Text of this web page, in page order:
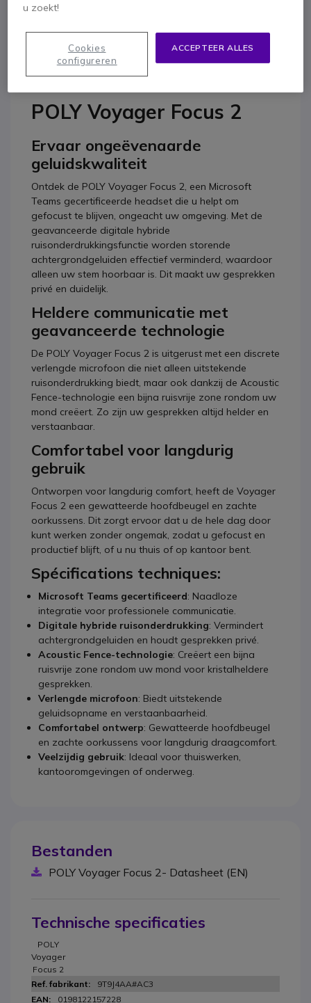
Productbeschrijving
POLY Voyager Focus 2
Ervaar ongeëvenaarde
geluidskwaliteit
Ontdek de POLY Voyager Focus 2, een Microsoft
Teams gecertificeerde headset die u helpt om
gefocust te blijven, ongeacht uw omgeving. Met de
geavanceerde digitale hybride
ruisonderdrukkingsfunctie worden storende
achtergrondgeluiden effectief verminderd, waardoor
alleen uw stem hoorbaar is. Dit maakt uw gesprekken
privé en duidelijk.
Heldere communicatie met
geavanceerde technologie
De POLY Voyager Focus 2 is uitgerust met een discrete
verlengde microfoon die niet alleen uitstekende
ruisonderdrukking biedt, maar ook dankzij de Acoustic
Fence-technologie een bijna ruisvrije zone rondom uw
mond creëert. Zo zijn uw gesprekken altijd helder en
verstaanbaar.
Comfortabel voor langdurig
gebruik
Ontworpen voor langdurig comfort, heeft de Voyager
Focus 2 een gewatteerde hoofdbeugel en zachte
oorkussens. Dit zorgt ervoor dat u de hele dag door
kunt werken zonder ongemak, zodat u gefocust en
productief blijft, of u nu thuis of op kantoor bent.
Spécifications techniques:
Microsoft Teams gecertificeerd: Naadloze
integratie voor professionele communicatie.
Digitale hybride ruisonderdrukking: Vermindert
achtergrondgeluiden en houdt gesprekken privé.
Acoustic Fence-technologie: Creëert een bijna
ruisvrije zone rondom uw mond voor kristalheldere
gesprekken.
Verlengde microfoon: Biedt uitstekende
geluidsopname en verstaanbaarheid.
Comfortabel ontwerp: Gewatteerde hoofdbeugel
en zachte oorkussens voor langdurig draagcomfort.
Veelzijdig gebruik: Ideaal voor thuiswerken,
kantooromgevingen of onderweg.
Bestanden
POLY Voyager Focus 2- Datasheet (EN)
Technische specificaties
POLY
Voyager
Focus 2
9T9J4AA#AC3
0198122157228
u zoekt!
ACCEPTEER ALLES
Cookies
configureren